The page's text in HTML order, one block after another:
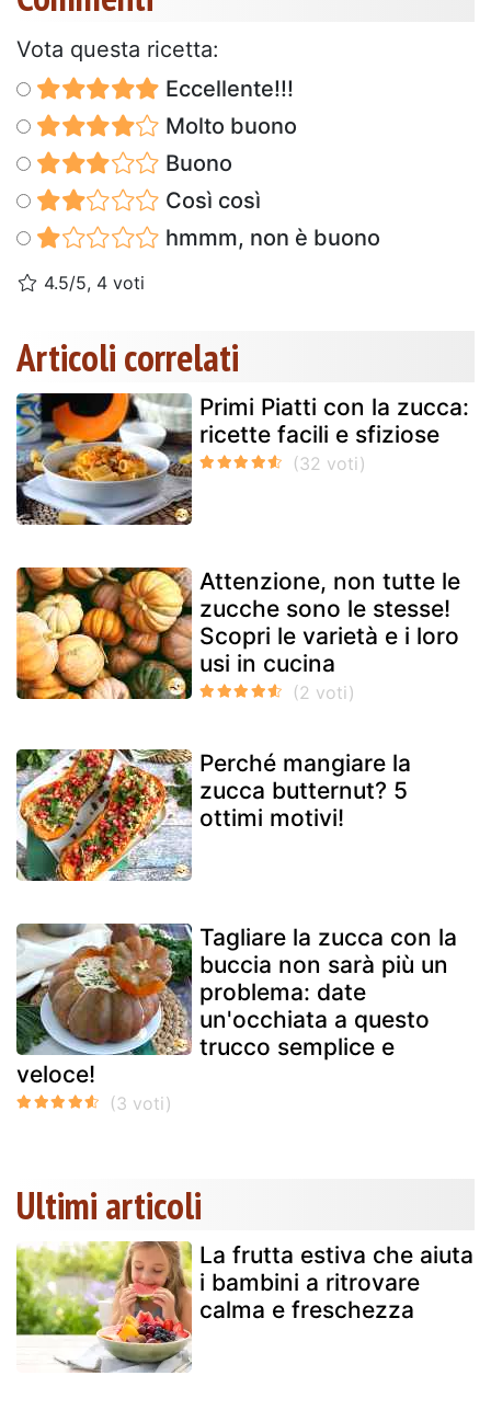
Vota questa ricetta:
Eccellente!!!
Molto buono
Buono
Così così
hmmm, non è buono
4.5/5, 4 voti
Articoli correlati
Primi Piatti con la zucca:
ricette facili e sfiziose
Attenzione, non tutte le
zucche sono le stesse!
Scopri le varietà e i loro
usi in cucina
Perché mangiare la
zucca butternut? 5
ottimi motivi!
Tagliare la zucca con la
buccia non sarà più un
problema: date
un'occhiata a questo
trucco semplice e
veloce!
Ultimi articoli
La frutta estiva che aiuta
i bambini a ritrovare
calma e freschezza